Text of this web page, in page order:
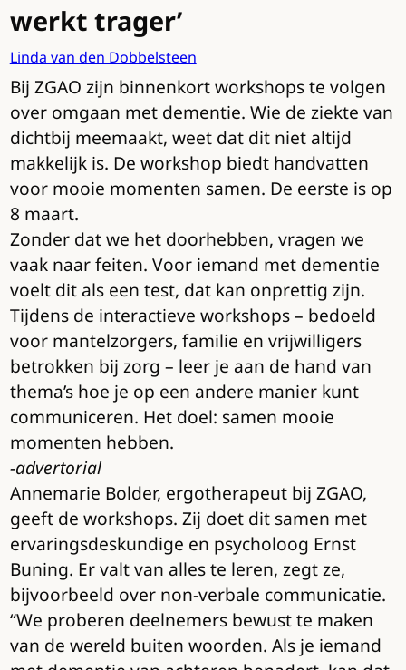
werkt trager’
Linda van den Dobbelsteen
Bij ZGAO zijn binnenkort workshops te volgen
over omgaan met dementie. Wie de ziekte van
dichtbij meemaakt, weet dat dit niet altijd
makkelijk is. De workshop biedt handvatten
voor mooie momenten samen. De eerste is op
8 maart.
Zonder dat we het doorhebben, vragen we
vaak naar feiten. Voor iemand met dementie
voelt dit als een test, dat kan onprettig zijn.
Tijdens de interactieve workshops – bedoeld
voor mantelzorgers, familie en vrijwilligers
betrokken bij zorg – leer je aan de hand van
thema’s hoe je op een andere manier kunt
communiceren. Het doel: samen mooie
momenten hebben.
-advertorial
Annemarie Bolder, ergotherapeut bij ZGAO,
geeft de workshops. Zij doet dit samen met
ervaringsdeskundige en psycholoog Ernst
Buning. Er valt van alles te leren, zegt ze,
bijvoorbeeld over non-verbale communicatie.
“We proberen deelnemers bewust te maken
van de wereld buiten woorden. Als je iemand